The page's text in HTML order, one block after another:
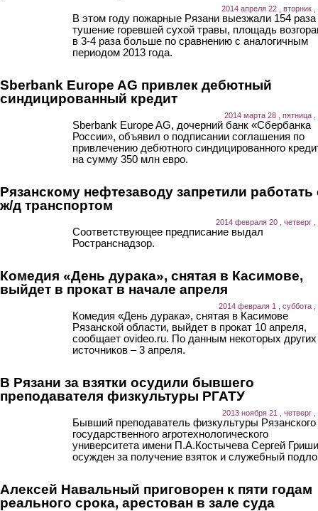
2014 апреля 22 , вторник ,
В этом году пожарные Рязани выезжали 154 раза
тушение горевшей сухой травы, площадь
в 3-4 раза больше по сравнению с аналогичным
периодом 2013 года.
Sberbank Europe AG привлек дебютный
синдицированный кредит
2014 марта 28 , пятница ,
Sberbank Europe AG, дочерний банк «Сбербанка
России», объявил о подписании соглашения по
привлечению дебютного синдицированного
на сумму 350 млн евро.
Рязанскому нефтезаводу запретили работать
ж/д транспортом
2014 февраля 20 , четверг ,
Соответствующее предписание выдал
Ространснадзор.
Комедия «День дурака», снятая в Касимове,
выйдет в прокат в начале апреля
2014 февраля 1 , суббота ,
Комедия «День дурака», снятая в Касимове
Рязанской области, выйдет в прокат 10 апреля,
сообщает ovideo.ru. По данным некоторых других
источников – 3 апреля.
В Рязани за взятки осудили бывшего
преподавателя физкультуры РГАТУ
2013 ноября 21 , четверг ,
Бывший преподаватель физкультуры Рязанского
государственного агротехнологического
университета имени П.А.Костычева Сергей
осужден за получение взяток и служебный
Алексей Навальный приговорен к пяти годам
реального срока, арестован в зале суда